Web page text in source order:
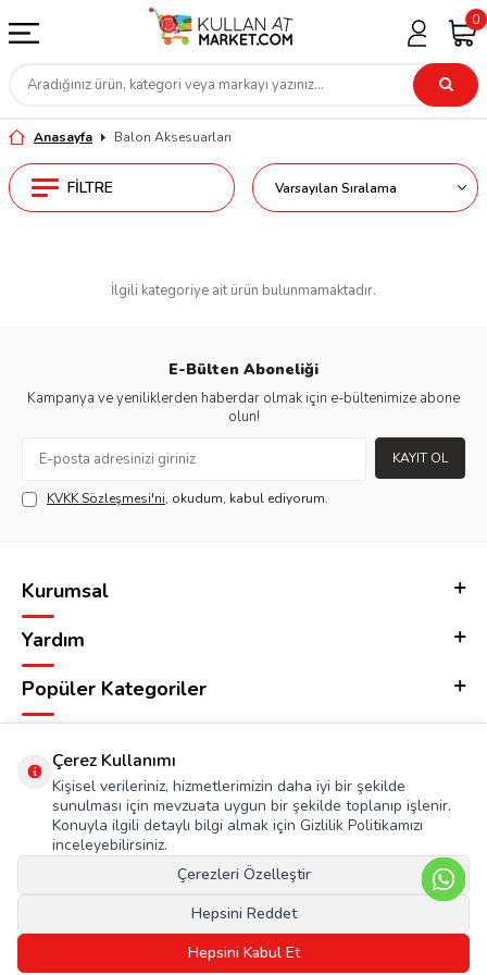
0
Anasayfa Balon Aksesuarları
FILTRE
İlgili kategoriye ait ürün bulunmamaktadır.
E-Bülten Aboneliği
Kampanya ve yeniliklerden haberdar olmak için e-bültenimize abone
olun!
KAYIT OL
KVKK Sözleşmesi'ni, okudum, kabul ediyorum.
Kurumsal
Yardım
Popüler Kategoriler
Çerez Kullanımı
Kişisel verileriniz, hizmetlerimizin daha iyi bir şekilde
sunulması için mevzuata uygun bir şekilde toplanıp işlenir.
Konuyla ilgili detaylı bilgi almak için Gizlilik Politikamızı
inceleyebilirsiniz.
Çerezleri Özelleştir
Hepsini Reddet
Hepsini Kabul Et